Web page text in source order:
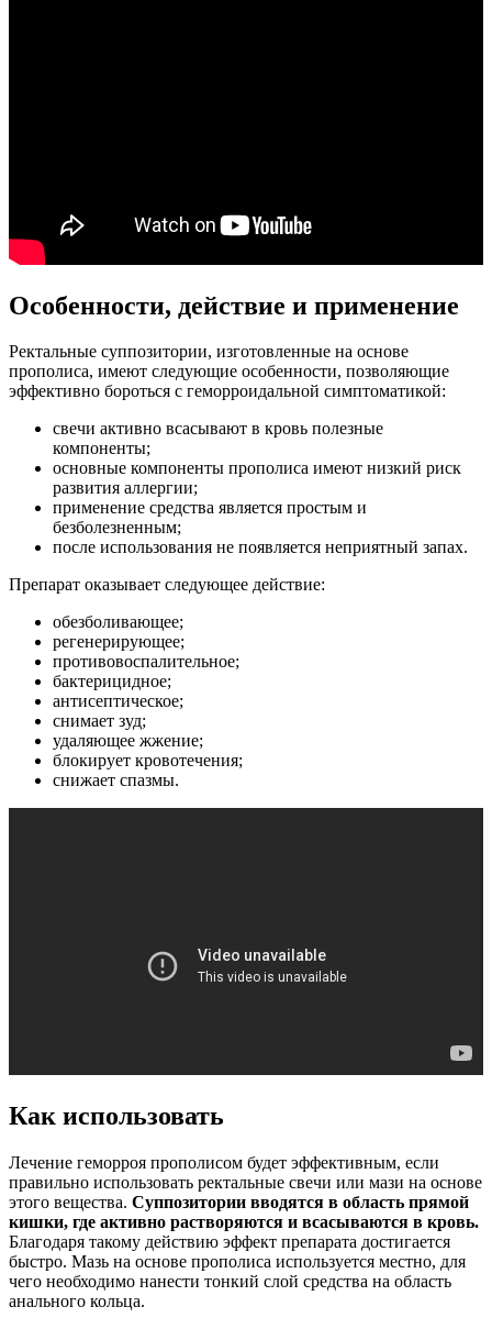
Особенности, действие и применение
Ректальные суппозитории, изготовленные на основе
прополиса, имеют следующие особенности, позволяющие
эффективно бороться с геморроидальной симптоматикой:
свечи активно всасывают в кровь полезные
компоненты;
основные компоненты прополиса имеют низкий риск
развития аллергии;
применение средства является простым и
безболезненным;
после использования не появляется неприятный запах.
Препарат оказывает следующее действие:
обезболивающее;
регенерирующее;
противовоспалительное;
бактерицидное;
антисептическое;
снимает зуд;
удаляющее жжение;
блокирует кровотечения;
снижает спазмы.
Как использовать
Лечение геморроя прополисом будет эффективным, если
правильно использовать ректальные свечи или мази на основе
этого вещества. Суппозитории вводятся в область прямой
кишки, где активно растворяются и всасываются в кровь.
Благодаря такому действию эффект препарата достигается
быстро. Мазь на основе прополиса используется местно, для
чего необходимо нанести тонкий слой средства на область
анального кольца.